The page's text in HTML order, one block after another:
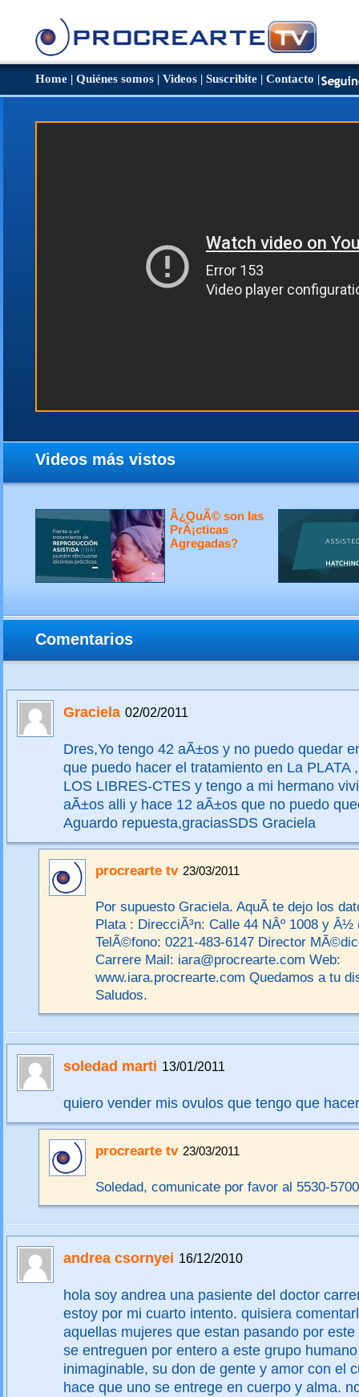
Home | Quiénes somos | Videos | Suscribite | Contacto |
Videos más vistos
Â¿QuÃ© son las
PrÃ¡cticas
Agregadas?
Comentarios
Graciela 02/02/2011
Dres,Yo tengo 42 aÃ±os y no puedo quedar
que puedo hacer el tratamiento en La PLATA
LOS LIBRES-CTES y tengo a mi hermano
aÃ±os alli y hace 12 aÃ±os que no puedo
Aguardo repuesta,graciasSDS Graciela
procrearte tv 23/03/2011
Por supuesto Graciela. AquÃ­ te dejo los
Plata : DirecciÃ³n: Calle 44 NÂº 1008 y Â½
TelÃ©fono: 0221-483-6147 Director
Carrere Mail: iara@procrearte.com Web:
www.iara.procrearte.com Quedamos a tu
Saludos.
soledad marti 13/01/2011
quiero vender mis ovulos que tengo que hacer
procrearte tv 23/03/2011
Soledad, comunicate por favor al 5530-
andrea csornyei 16/12/2010
hola soy andrea una pasiente del doctor
estoy por mi cuarto intento. quisiera
aquellas mujeres que estan pasando por
se entreguen por entero a este grupo
inimaginable, su don de gente y amor con el
hace que uno se entrege en cuerpo y alma.